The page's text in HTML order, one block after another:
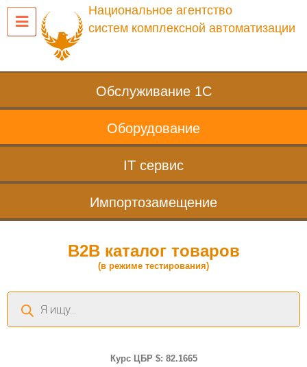
Национальное агентство
систем комплексной автоматизации
Обслуживание 1С
Оборудование
IT сервис
Импортозамещение
B2B каталог товаров
(в режиме тестирования)
Поиск
товаров
Курс ЦБР $: 82.1665